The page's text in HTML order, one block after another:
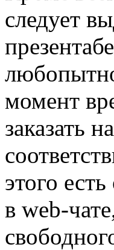
следует
момент
заказать
этого
в web-